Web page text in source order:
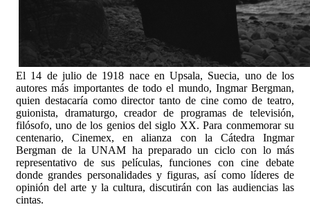
El 14 de julio de 1918 nace en Upsala, Suecia, uno de los
autores más importantes de todo el mundo, Ingmar Bergman,
quien destacaría como director tanto de cine como de teatro,
guionista, dramaturgo, creador de programas de televisión,
filósofo, uno de los genios del siglo XX. Para conmemorar su
centenario, Cinemex, en alianza con la Cátedra Ingmar
Bergman de la UNAM ha preparado un ciclo con lo más
representativo de sus películas, funciones con cine debate
donde grandes personalidades y figuras, así como líderes de
opinión del arte y la cultura, discutirán con las audiencias las
cintas.